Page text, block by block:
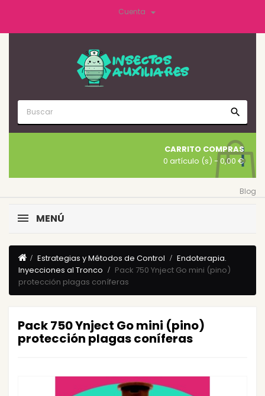
Cuenta 
search
CARRITO COMPRAS
0 artículo (s) - 0,00 €
Blog
MENÚ
Estrategias y Métodos de Control
Endoterapia.
Inyecciones al Tronco
Pack 750 Ynject Go mini (pino)
protección plagas coníferas
Pack 750 Ynject Go mini (pino)
protección plagas coníferas